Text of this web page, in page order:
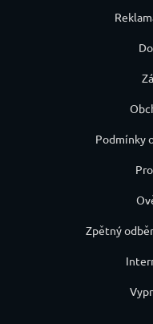
Podmínky
Zpětný